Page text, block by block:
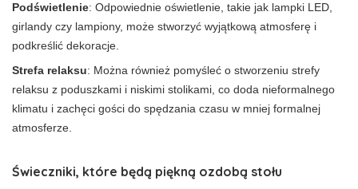
Podświetlenie: Odpowiednie oświetlenie, takie jak lampki LED,
girlandy czy lampiony, może stworzyć wyjątkową atmosferę i
podkreślić dekoracje.
Strefa relaksu: Można również pomyśleć o stworzeniu strefy
relaksu z poduszkami i niskimi stolikami, co doda nieformalnego
klimatu i zachęci gości do spędzania czasu w mniej formalnej
atmosferze.
Świeczniki, które będą piękną ozdobą stołu